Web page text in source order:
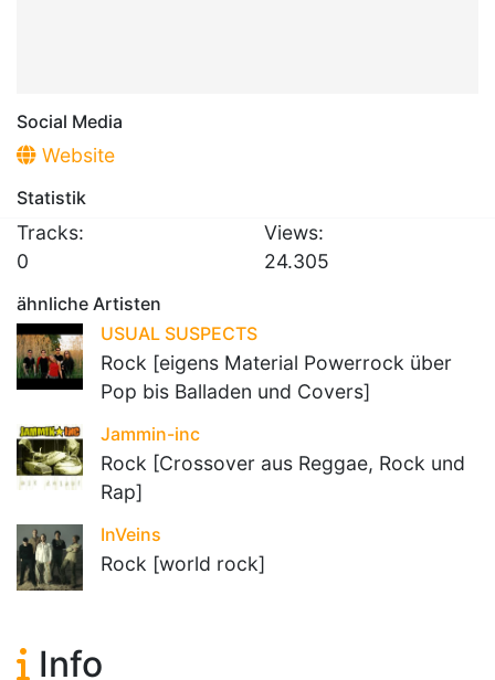
Social Media
Website
Statistik
Tracks:
0
Views:
24.305
ähnliche Artisten
USUAL SUSPECTS
Rock [eigens Material Powerrock über
Pop bis Balladen und Covers]
Jammin-inc
Rock [Crossover aus Reggae, Rock und
Rap]
InVeins
Rock [world rock]
Info